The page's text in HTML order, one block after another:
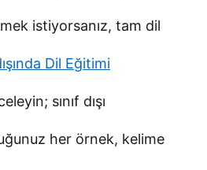
istiyorsanız, tam dil
Dil Eğitimi
sınıf dışı
her örnek, kelime